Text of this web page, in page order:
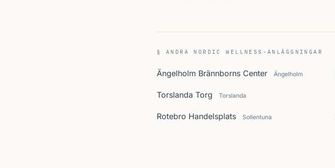
§ ANDRA NORDIC WELLNESS-ANLÄGGNINGAR
Ängelholm Brännborns Center Ängelholm
Torslanda Torg Torslanda
Rotebro Handelsplats Sollentuna